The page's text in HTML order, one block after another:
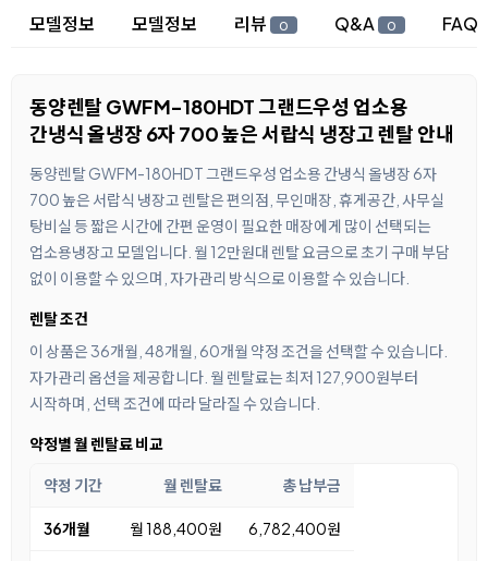
상세 정보
모델정보 모델정보 리뷰 0 Q&A 0 FAQ
동양렌탈 GWFM-180HDT 그랜드우성 업소용
간냉식 올냉장 6자 700 높은 서랍식 냉장고 렌탈 안내
동양렌탈 GWFM-180HDT 그랜드우성 업소용 간냉식 올냉장 6자
700 높은 서랍식 냉장고 렌탈은 편의점, 무인매장, 휴게공간, 사무실
탕비실 등 짧은 시간에 간편 운영이 필요한 매장에게 많이 선택되는
업소용냉장고 모델입니다. 월 12만원대 렌탈 요금으로 초기 구매 부담
없이 이용할 수 있으며, 자가관리 방식으로 이용할 수 있습니다.
렌탈 조건
이 상품은 36개월, 48개월, 60개월 약정 조건을 선택할 수 있습니다.
자가관리 옵션을 제공합니다. 월 렌탈료는 최저 127,900원부터
시작하며, 선택 조건에 따라 달라질 수 있습니다.
약정별 월 렌탈료 비교
약정 기간 월 렌탈료 총 납부금
36개월 월 188,400원 6,782,400원